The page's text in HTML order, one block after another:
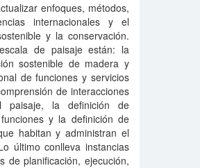
enfoques, métodos,
internacionales y el
y la conservación.
de paisaje están: la
sostenible de madera y
de funciones y servicios
de interacciones
paisaje, la definición de
y la definición de
habitan y administran el
último conlleva instancias
de planificación, ejecución,